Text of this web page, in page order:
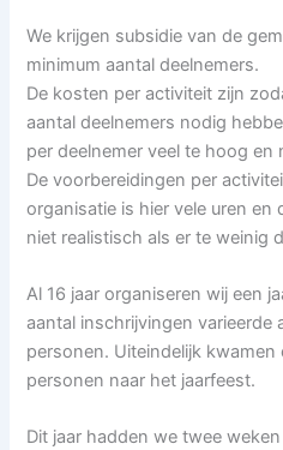
We krijgen subsidie van de
minimum aantal deelnemers.
De kosten per activiteit zijn
aantal deelnemers nodig
per deelnemer veel te hoog
De voorbereidingen per
organisatie is hier vele uren
niet realistisch als er te weinig
Al 16 jaar organiseren wij een
aantal inschrijvingen varieerde
personen. Uiteindelijk
personen naar het jaarfeest.
Dit jaar hadden we twee